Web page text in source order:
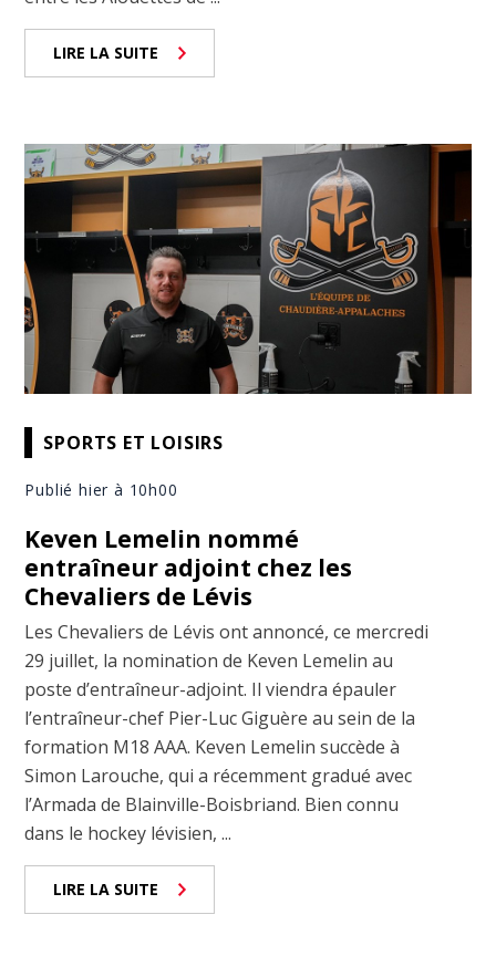
LIRE LA SUITE
SPORTS ET LOISIRS
Publié hier à 10h00
Keven Lemelin nommé
entraîneur adjoint chez les
Chevaliers de Lévis
Les Chevaliers de Lévis ont annoncé, ce mercredi
29 juillet, la nomination de Keven Lemelin au
poste d’entraîneur-adjoint. Il viendra épauler
l’entraîneur-chef Pier-Luc Giguère au sein de la
formation M18 AAA. Keven Lemelin succède à
Simon Larouche, qui a récemment gradué avec
l’Armada de Blainville-Boisbriand. Bien connu
dans le hockey lévisien, ...
LIRE LA SUITE